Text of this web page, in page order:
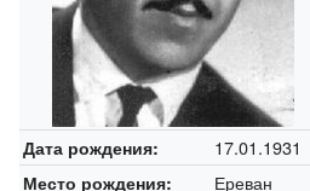
Дата рождения: 17.01.1931
Место рождения: Ереван